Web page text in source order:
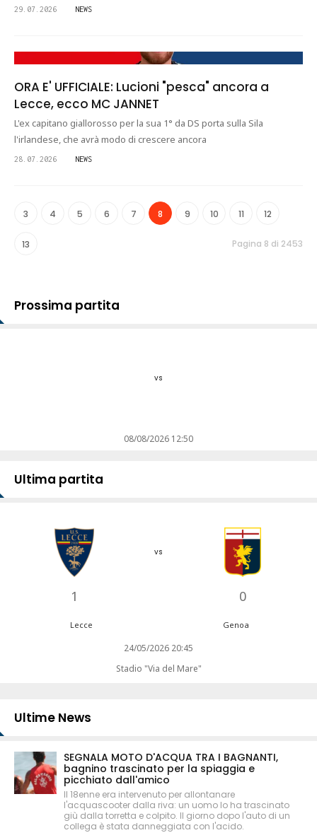
29.07.2026 NEWS
ORA E' UFFICIALE: Lucioni "pesca" ancora a
Lecce, ecco MC JANNET
L'ex capitano giallorosso per la sua 1° da DS porta sulla Sila
l'irlandese, che avrà modo di crescere ancora
28.07.2026 NEWS
3 4 5 6 7 8 9 10 11 12
13 Pagina 8 di 2453
Prossima partita
vs
08/08/2026 12:50
Ultima partita
1
vs
0
Lecce Genoa
24/05/2026 20:45
Stadio "Via del Mare"
Ultime News
SEGNALA MOTO D'ACQUA TRA I BAGNANTI,
bagnino trascinato per la spiaggia e
picchiato dall'amico
Il 18enne era intervenuto per allontanare
l'acquascooter dalla riva: un uomo lo ha trascinato
giù dalla torretta e colpito. Il giorno dopo l'auto di un
collega è stata danneggiata con l'acido.